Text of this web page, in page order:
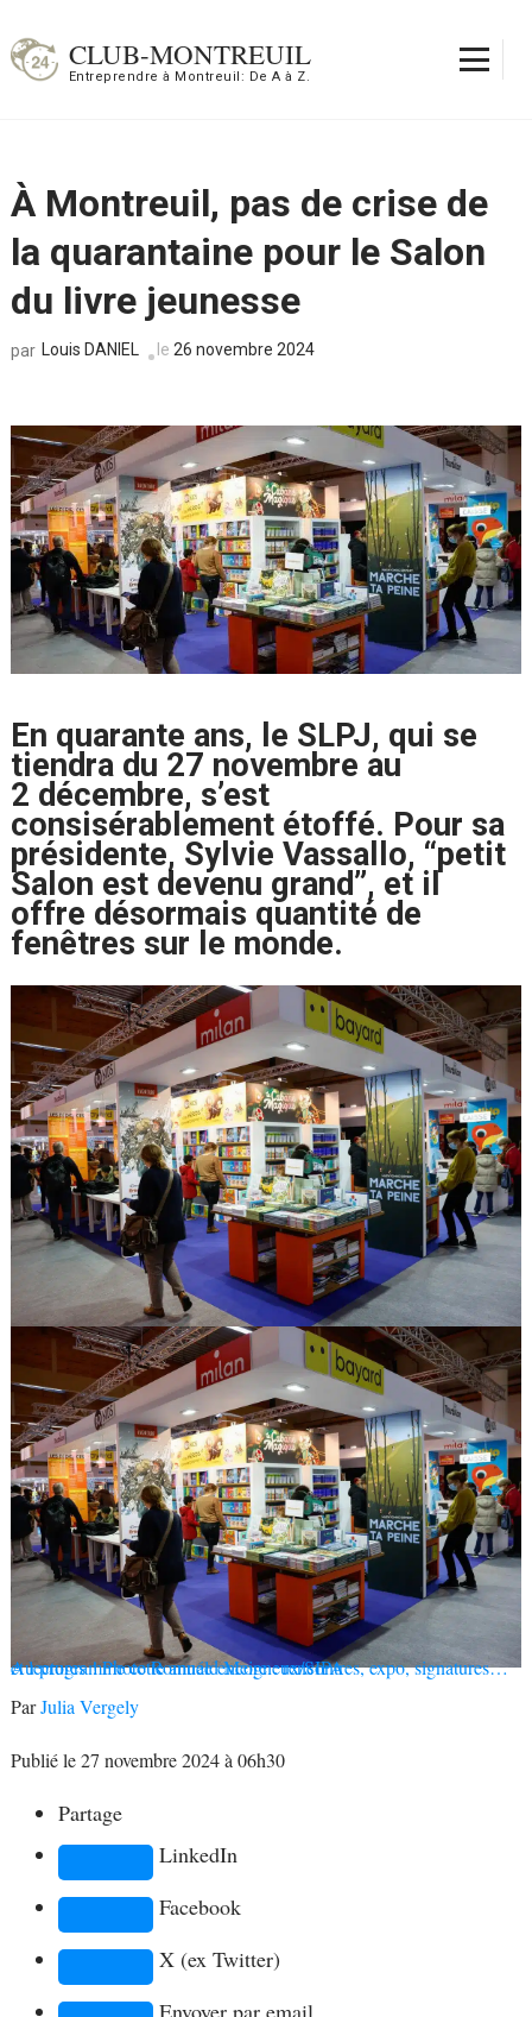
au
contenu
CLUB-MONTREUIL
Entreprendre à Montreuil: De A à Z.
À Montreuil, pas de crise de
la quarantaine pour le Salon
du livre jeunesse
par Louis DANIEL le 26 novembre 2024
En quarante ans, le SLPJ, qui se
tiendra du 27 novembre au
2 décembre, s’est
consisérablement étoffé. Pour sa
présidente, Sylvie Vassallo, “petit
Salon est devenu grand”, et il
offre désormais quantité de
fenêtres sur le monde.
Au programme cette année encore : rencontres, expo, signatures… et lectures !Photo Romuald Meigneux/SIPA
ParJulia Vergely
Publié le 27 novembre 2024 à 06h30
Partage
LinkedIn
Facebook
X (ex Twitter)
Envoyer par email